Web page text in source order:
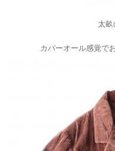
太畝
カバーオール感覚で